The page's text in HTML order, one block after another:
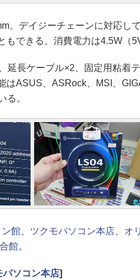
。デイジーチェーンに対応し
できる。消費電力は4.5W（
長ケーブル×2、固定用粘着
ASUS、ASRock、MSI、
る。
ン館 ツクモパソコン本店 オ
館。
パソコン本店]